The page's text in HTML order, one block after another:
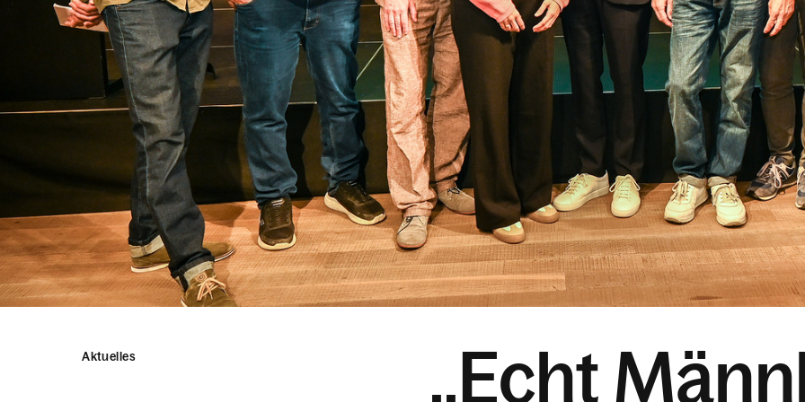
Get Skills Live
Rechtsauskunft
Aktuelles
,,Echt